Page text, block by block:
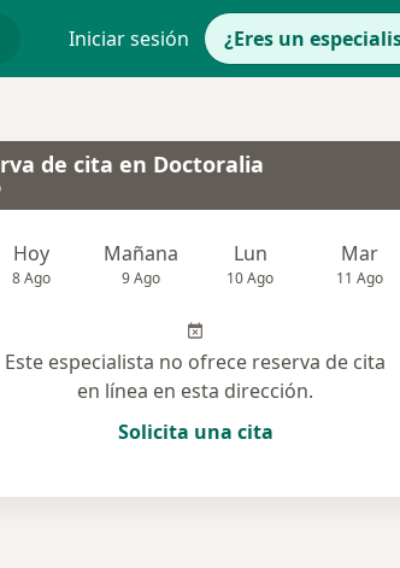
Iniciar sesión ¿Eres un
de cita en Doctoralia
Hoy
8 Ago
Mañana
9 Ago
Lun
10 Ago
Mar
11 Ago
Este especialista no ofrece reserva de cita
en línea en esta dirección.
Solicita una cita